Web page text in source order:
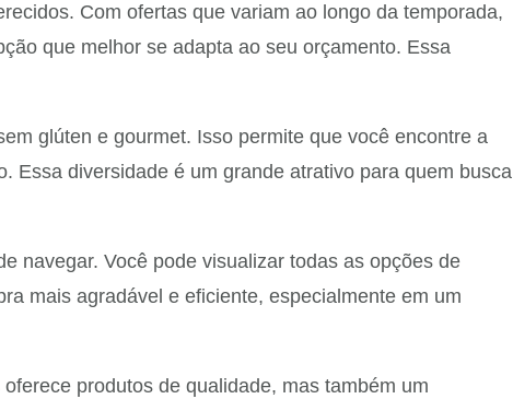
Com ofertas que variam ao longo da temporada,
que melhor se adapta ao seu orçamento. Essa
glúten e gourmet. Isso permite que você encontre a
Essa diversidade é um grande atrativo para quem busca
navegar. Você pode visualizar todas as opções de
mais agradável e eficiente, especialmente em um
produtos de qualidade, mas também um